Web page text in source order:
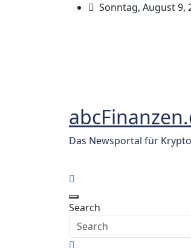
Sonntag, August 9,
Das Newsportal für
Search